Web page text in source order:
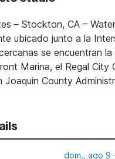
– Stockton, CA –
ubicado junto a la
se encuentran
Marina, el Regal City
Joaquin County
dom., ago 9